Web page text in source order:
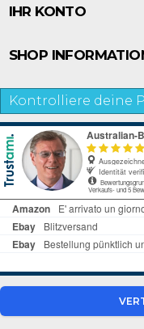
IHR KONTO
SHOP
Kontrolliere deine